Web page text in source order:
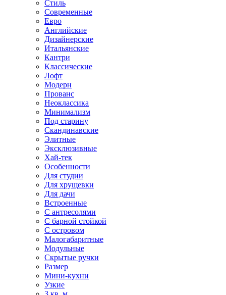
Стиль
Современные
Евро
Английские
Дизайнерские
Итальянские
Кантри
Классические
Лофт
Модерн
Прованс
Неоклассика
Минимализм
Под старину
Скандинавские
Элитные
Эксклюзивные
Хай-тек
Особенности
Для студии
Для хрущевки
Для дачи
Встроенные
С антресолями
С барной стойкой
С островом
Малогабаритные
Модульные
Скрытые ручки
Размер
Мини-кухни
Узкие